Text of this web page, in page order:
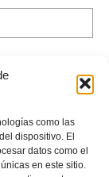
como las
dispositivo. El
datos como el
en este sitio.